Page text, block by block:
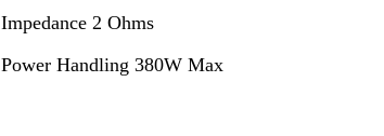
Impedance 2 Ohms
Power Handling 380W Max